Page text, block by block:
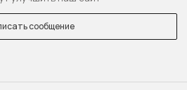
сообщение